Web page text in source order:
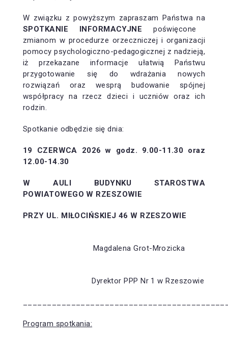
W związku z powyższym zapraszam Państwa na
SPOTKANIE INFORMACYJNEpoświęcone
zmianom w procedurze orzeczniczej i organizacji
pomocy psychologiczno-pedagogicznej z nadzieją,
iż przekazane informacje ułatwią Państwu
przygotowanie się do wdrażania nowych
rozwiązań oraz wesprą budowanie spójnej
współpracy na rzecz dzieci i uczniów oraz ich
rodzin.
Spotkanie odbędzie się dnia:
19 CZERWCA 2026 w godz. 9.00-11.30 oraz
12.00-14.30
W AULI BUDYNKU STAROSTWA
POWIATOWEGO W RZESZOWIE
PRZY UL. MIŁOCIŃSKIEJ 46 W RZESZOWIE
Magdalena Grot-Mrozicka
Dyrektor PPP Nr 1 w Rzeszowie
Program spotkania: